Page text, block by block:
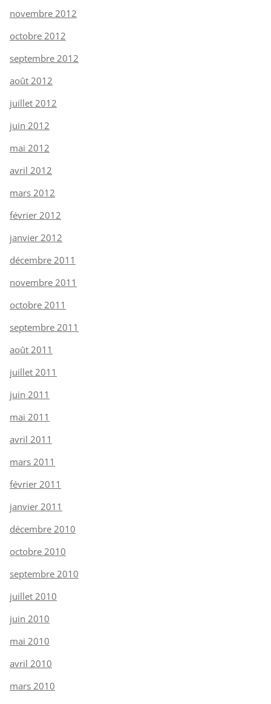
novembre 2012
octobre 2012
septembre 2012
août 2012
juillet 2012
juin 2012
mai 2012
avril 2012
mars 2012
février 2012
janvier 2012
décembre 2011
novembre 2011
octobre 2011
septembre 2011
août 2011
juillet 2011
juin 2011
mai 2011
avril 2011
mars 2011
février 2011
janvier 2011
décembre 2010
octobre 2010
septembre 2010
juillet 2010
juin 2010
mai 2010
avril 2010
mars 2010